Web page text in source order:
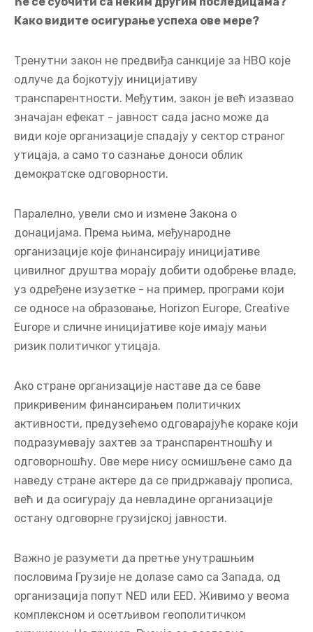
Шта ће се десити са НВО које бојкотују ову
иницијативу и одбијају да се повинују закону о
транспарентности? Да ли ће бити угашене или
Како видите осигурање успеха ове мере?
Тренутни закон не предвиђа санкције за НВО које
одлуче да бојкотују иницијативу
транспарентности. Међутим, закон је већ изазвао
значајан ефекат - јавност сада јасно може да
види које организације спадају у сектор страног
утицаја, а само то сазнање доноси облик
Паралелно, увели смо и измене Закона о
донацијама. Према њима, међународне
организације које финансирају иницијативе
цивилног друштва морају добити одобрење владе,
уз одређене изузетке - на пример, програми који
се односе на образовање, Horizon Europe, Creative
Europe и сличне иницијативе које имају мањи
Ако стране организације наставе да се баве
прикривеним финансирањем политичких
активности, предузећемо одговарајуће кораке који